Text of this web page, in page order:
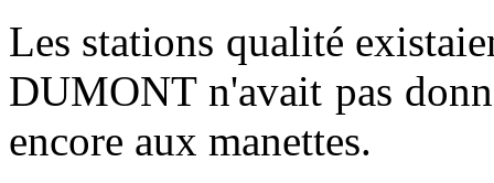
Les stations qualité
DUMONT n'avait pas
encore aux manettes.